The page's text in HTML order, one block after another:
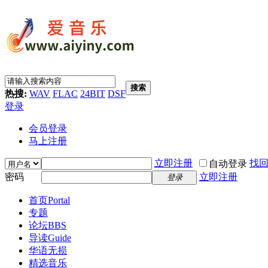
热搜: WAV FLAC 24BIT DSF
搜索
登录
会员登录
马上注册
立即注册 自动登录 找
密码
登录 立即注册
首页Portal
专题
论坛BBS
导读Guide
华语无损
精选音乐